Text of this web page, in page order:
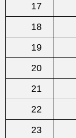
17
18
19
20
21
22
23